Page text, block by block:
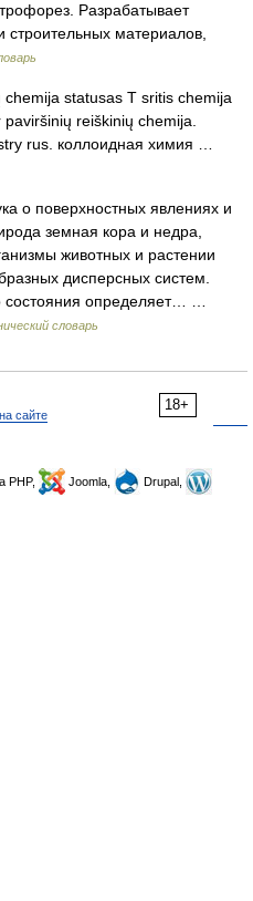
Разрабатывает
материалов,
statusas T sritis chemija
reiškinių chemija.
rus. коллоидная химия …
о поверхностных явлениях и
земная кора и недра,
животных и растении
дисперсных систем.
состояния определяет… …
словарь
18+
сайте
PHP, Joomla,
Drupal,